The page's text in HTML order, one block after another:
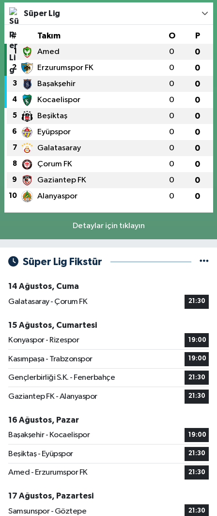
Süper Lig
# Takım O P
1 Amed 0 0
2 Erzurumspor FK 0 0
3 Başakşehir 0 0
4 Kocaelispor 0 0
5 Beşiktaş 0 0
6 Eyüpspor 0 0
7 Galatasaray 0 0
8 Çorum FK 0 0
9 Gaziantep FK 0 0
10 Alanyaspor 0 0
Detaylar için tıklayın
Süper Lig Fikstür
14 Ağustos, Cuma
Galatasaray - Çorum FK
21:30
15 Ağustos, Cumartesi
Konyaspor - Rizespor
19:00
Kasımpaşa - Trabzonspor 19:00
Gençlerbirliği S.K. - Fenerbahçe 21:30
Gaziantep FK - Alanyaspor 21:30
16 Ağustos, Pazar
Başakşehir - Kocaelispor
19:00
Beşiktaş - Eyüpspor 21:30
Amed - Erzurumspor FK 21:30
17 Ağustos, Pazartesi
Samsunspor - Göztepe
21:30